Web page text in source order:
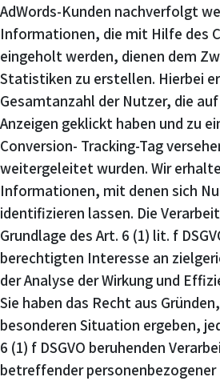
AdWords-Kunden nachverfolgt
Informationen, die mit Hilfe des
eingeholt werden, dienen dem
Statistiken zu erstellen. Hierbei
Gesamtanzahl der Nutzer, die
Anzeigen geklickt haben und zu
Conversion- Tracking-Tag
weitergeleitet wurden. Wir
Informationen, mit denen sich
identifizieren lassen. Die
Grundlage des Art. 6 (1) lit. f
berechtigten Interesse an
der Analyse der Wirkung und
Sie haben das Recht aus
besonderen Situation ergeben,
6 (1) f DSGVO beruhenden
betreffender personenbezogener